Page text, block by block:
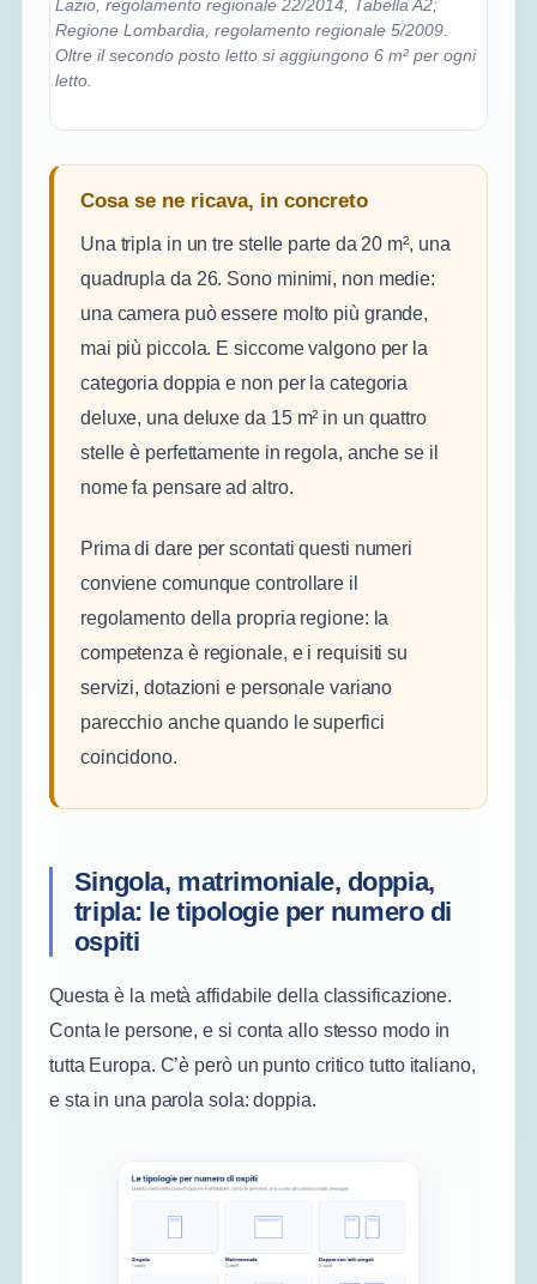
Lazio, regolamento regionale 22/2014, Tabella A2;
Regione Lombardia, regolamento regionale 5/2009.
Oltre il secondo posto letto si aggiungono 6 m² per ogni
letto.
Cosa se ne ricava, in concreto
Una tripla in un tre stelle parte da 20 m², una
quadrupla da 26. Sono minimi, non medie:
una camera può essere molto più grande,
mai più piccola. E siccome valgono per la
categoria doppia e non per la categoria
deluxe, una deluxe da 15 m² in un quattro
stelle è perfettamente in regola, anche se il
nome fa pensare ad altro.
Prima di dare per scontati questi numeri
conviene comunque controllare il
regolamento della propria regione: la
competenza è regionale, e i requisiti su
servizi, dotazioni e personale variano
parecchio anche quando le superfici
coincidono.
Singola, matrimoniale, doppia,
tripla: le tipologie per numero di
ospiti
Questa è la metà affidabile della classificazione.
Conta le persone, e si conta allo stesso modo in
tutta Europa. C’è però un punto critico tutto italiano,
e sta in una parola sola: doppia.